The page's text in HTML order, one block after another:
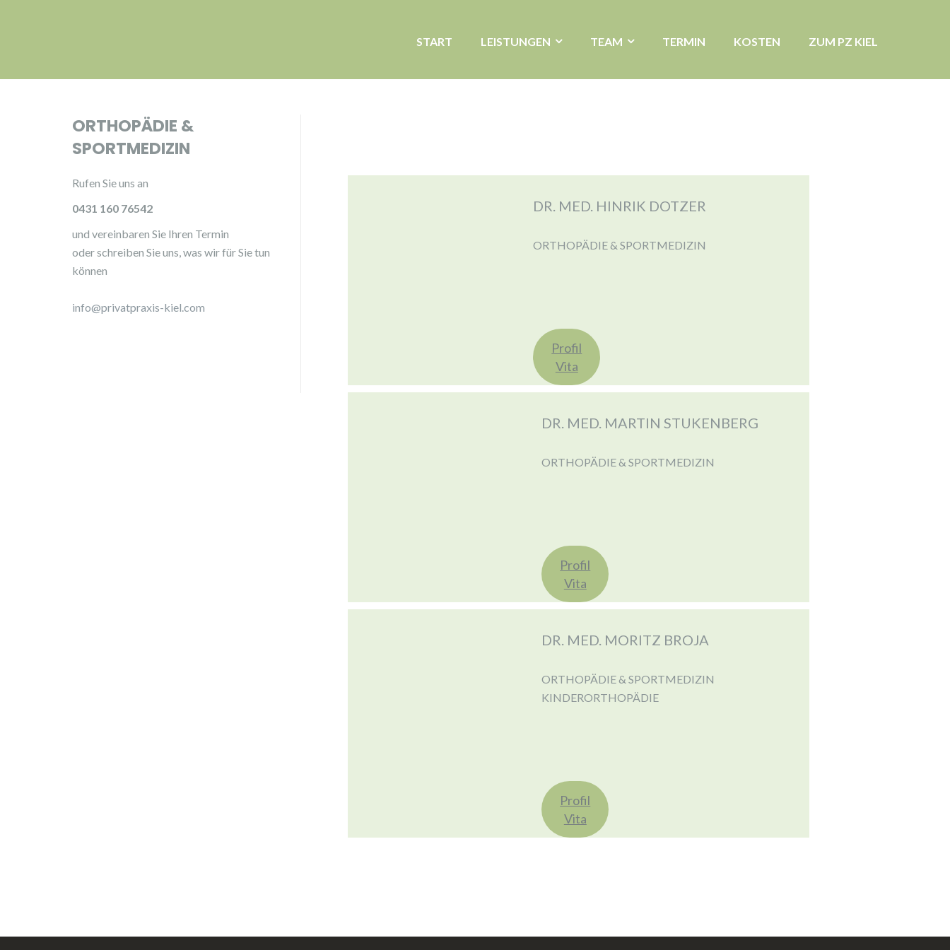
START LEISTUNGEN TEAM TERMIN KOSTEN ZUM PZ KIEL
ORTHOPÄDIE &
SPORTMEDIZIN
Rufen Sie uns an
0431 160 76542
und vereinbaren Sie Ihren Termin
oder schreiben Sie uns, was wir für Sie tun
können
info@privatpraxis-kiel.com
DR. MED. HINRIK DOTZER
ORTHOPÄDIE & SPORTMEDIZIN
Profil
Vita
DR. MED. MARTIN STUKENBERG
ORTHOPÄDIE & SPORTMEDIZIN
Profil
Vita
DR. MED. MORITZ BROJA
ORTHOPÄDIE & SPORTMEDIZIN
KINDERORTHOPÄDIE
Profil
Vita